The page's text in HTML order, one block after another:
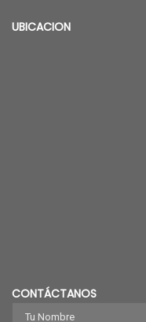
UBICACION
CONTÁCTANOS